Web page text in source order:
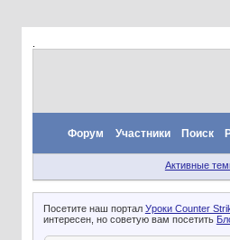
Форум Участники Поиск
Активные
Посетите наш портал Уроки Counter
интересен, но советую вам посетить